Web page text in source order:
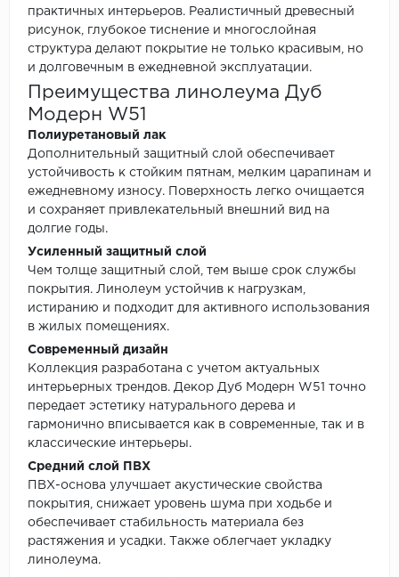
практичных интерьеров. Реалистичный древесный
рисунок, глубокое тиснение и многослойная
структура делают покрытие не только красивым, но
и долговечным в ежедневной эксплуатации.
Преимущества линолеума Дуб
Модерн W51
Полиуретановый лак
Дополнительный защитный слой обеспечивает
устойчивость к стойким пятнам, мелким царапинам и
ежедневному износу. Поверхность легко очищается
и сохраняет привлекательный внешний вид на
долгие годы.
Усиленный защитный слой
Чем толще защитный слой, тем выше срок службы
покрытия. Линолеум устойчив к нагрузкам,
истиранию и подходит для активного использования
в жилых помещениях.
Современный дизайн
Коллекция разработана с учетом актуальных
интерьерных трендов. Декор Дуб Модерн W51 точно
передает эстетику натурального дерева и
гармонично вписывается как в современные, так и в
классические интерьеры.
Средний слой ПВХ
ПВХ-основа улучшает акустические свойства
покрытия, снижает уровень шума при ходьбе и
обеспечивает стабильность материала без
растяжения и усадки. Также облегчает укладку
линолеума.